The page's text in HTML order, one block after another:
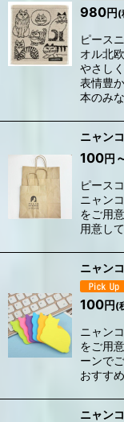
980円 (
ピース
オル北
やさし
表情豊
本のみ
ニャン
100円
ピース
ニャン
をご用
用意し
ニャン
100円(
ニャン
をご用
ーンで
おすす
ニャン